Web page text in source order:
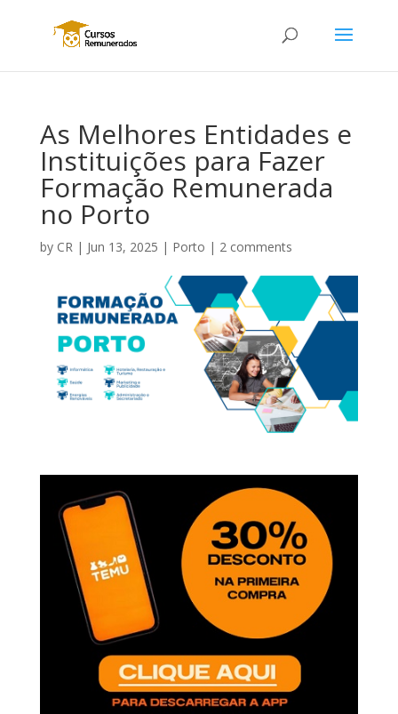
As Melhores Entidades e
Instituições para Fazer
Formação Remunerada
no Porto
by CR| Jun 13, 2025 | Porto | 2 comments